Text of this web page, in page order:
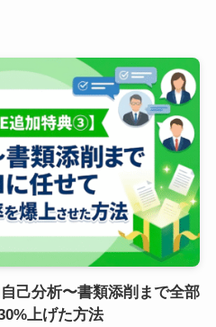
己分析〜書類添削まで全部
上げた方法